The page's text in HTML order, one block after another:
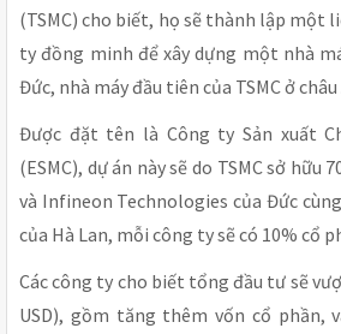
(TSMC) cho biết, họ sẽ thành lập một
ty đồng minh để xây dựng một nhà
Đức, nhà máy đầu tiên của TSMC ở châu
Được đặt tên là Công ty Sản xuất
(ESMC), dự án này sẽ do TSMC sở hữu
và Infineon Technologies của Đức
của Hà Lan, mỗi công ty sẽ có 10% cổ
Các công ty cho biết tổng đầu tư sẽ
USD), gồm tăng thêm vốn cổ phần,